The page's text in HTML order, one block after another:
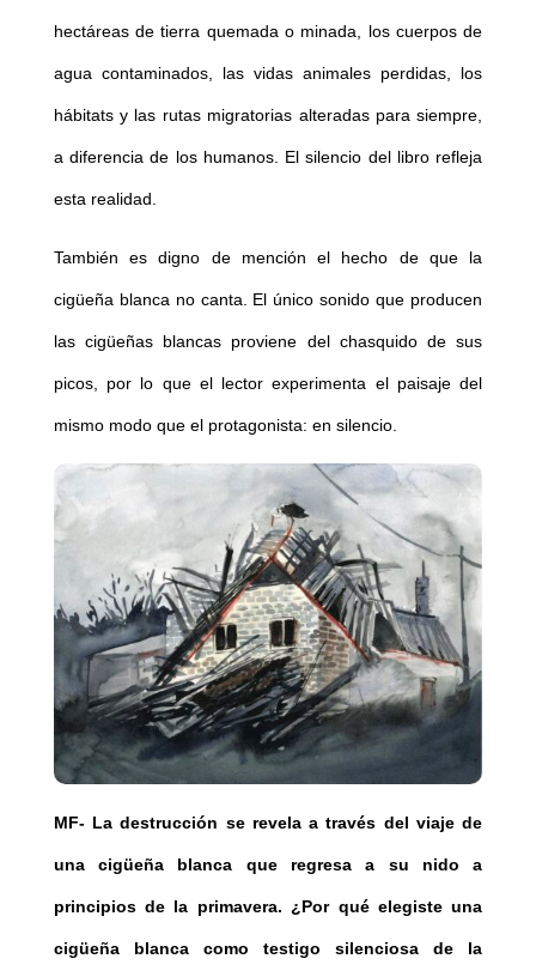
hectáreas de tierra quemada o minada, los cuerpos de
agua contaminados, las vidas animales perdidas, los
hábitats y las rutas migratorias alteradas para siempre,
a diferencia de los humanos. El silencio del libro refleja
esta realidad.
También es digno de mención el hecho de que la
cigüeña blanca no canta. El único sonido que producen
las cigüeñas blancas proviene del chasquido de sus
picos, por lo que el lector experimenta el paisaje del
mismo modo que el protagonista: en silencio.
MF- La destrucción se revela a través del viaje de
una cigüeña blanca que regresa a su nido a
principios de la primavera. ¿Por qué elegiste una
cigüeña blanca como testigo silenciosa de la